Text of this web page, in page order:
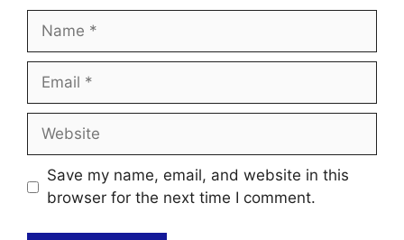
Name
Email
Website
Save my name, email, and website in this
browser for the next time I comment.